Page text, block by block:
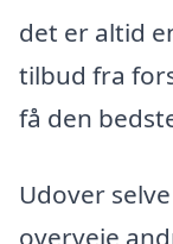
det er altid
tilbud fra
få den
Udover
overveje